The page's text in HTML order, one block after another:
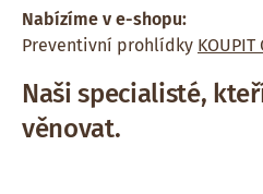
Nabízíme v e-shopu:
Preventivní prohlídky KOUPIT
Naši specialisté,
věnovat.